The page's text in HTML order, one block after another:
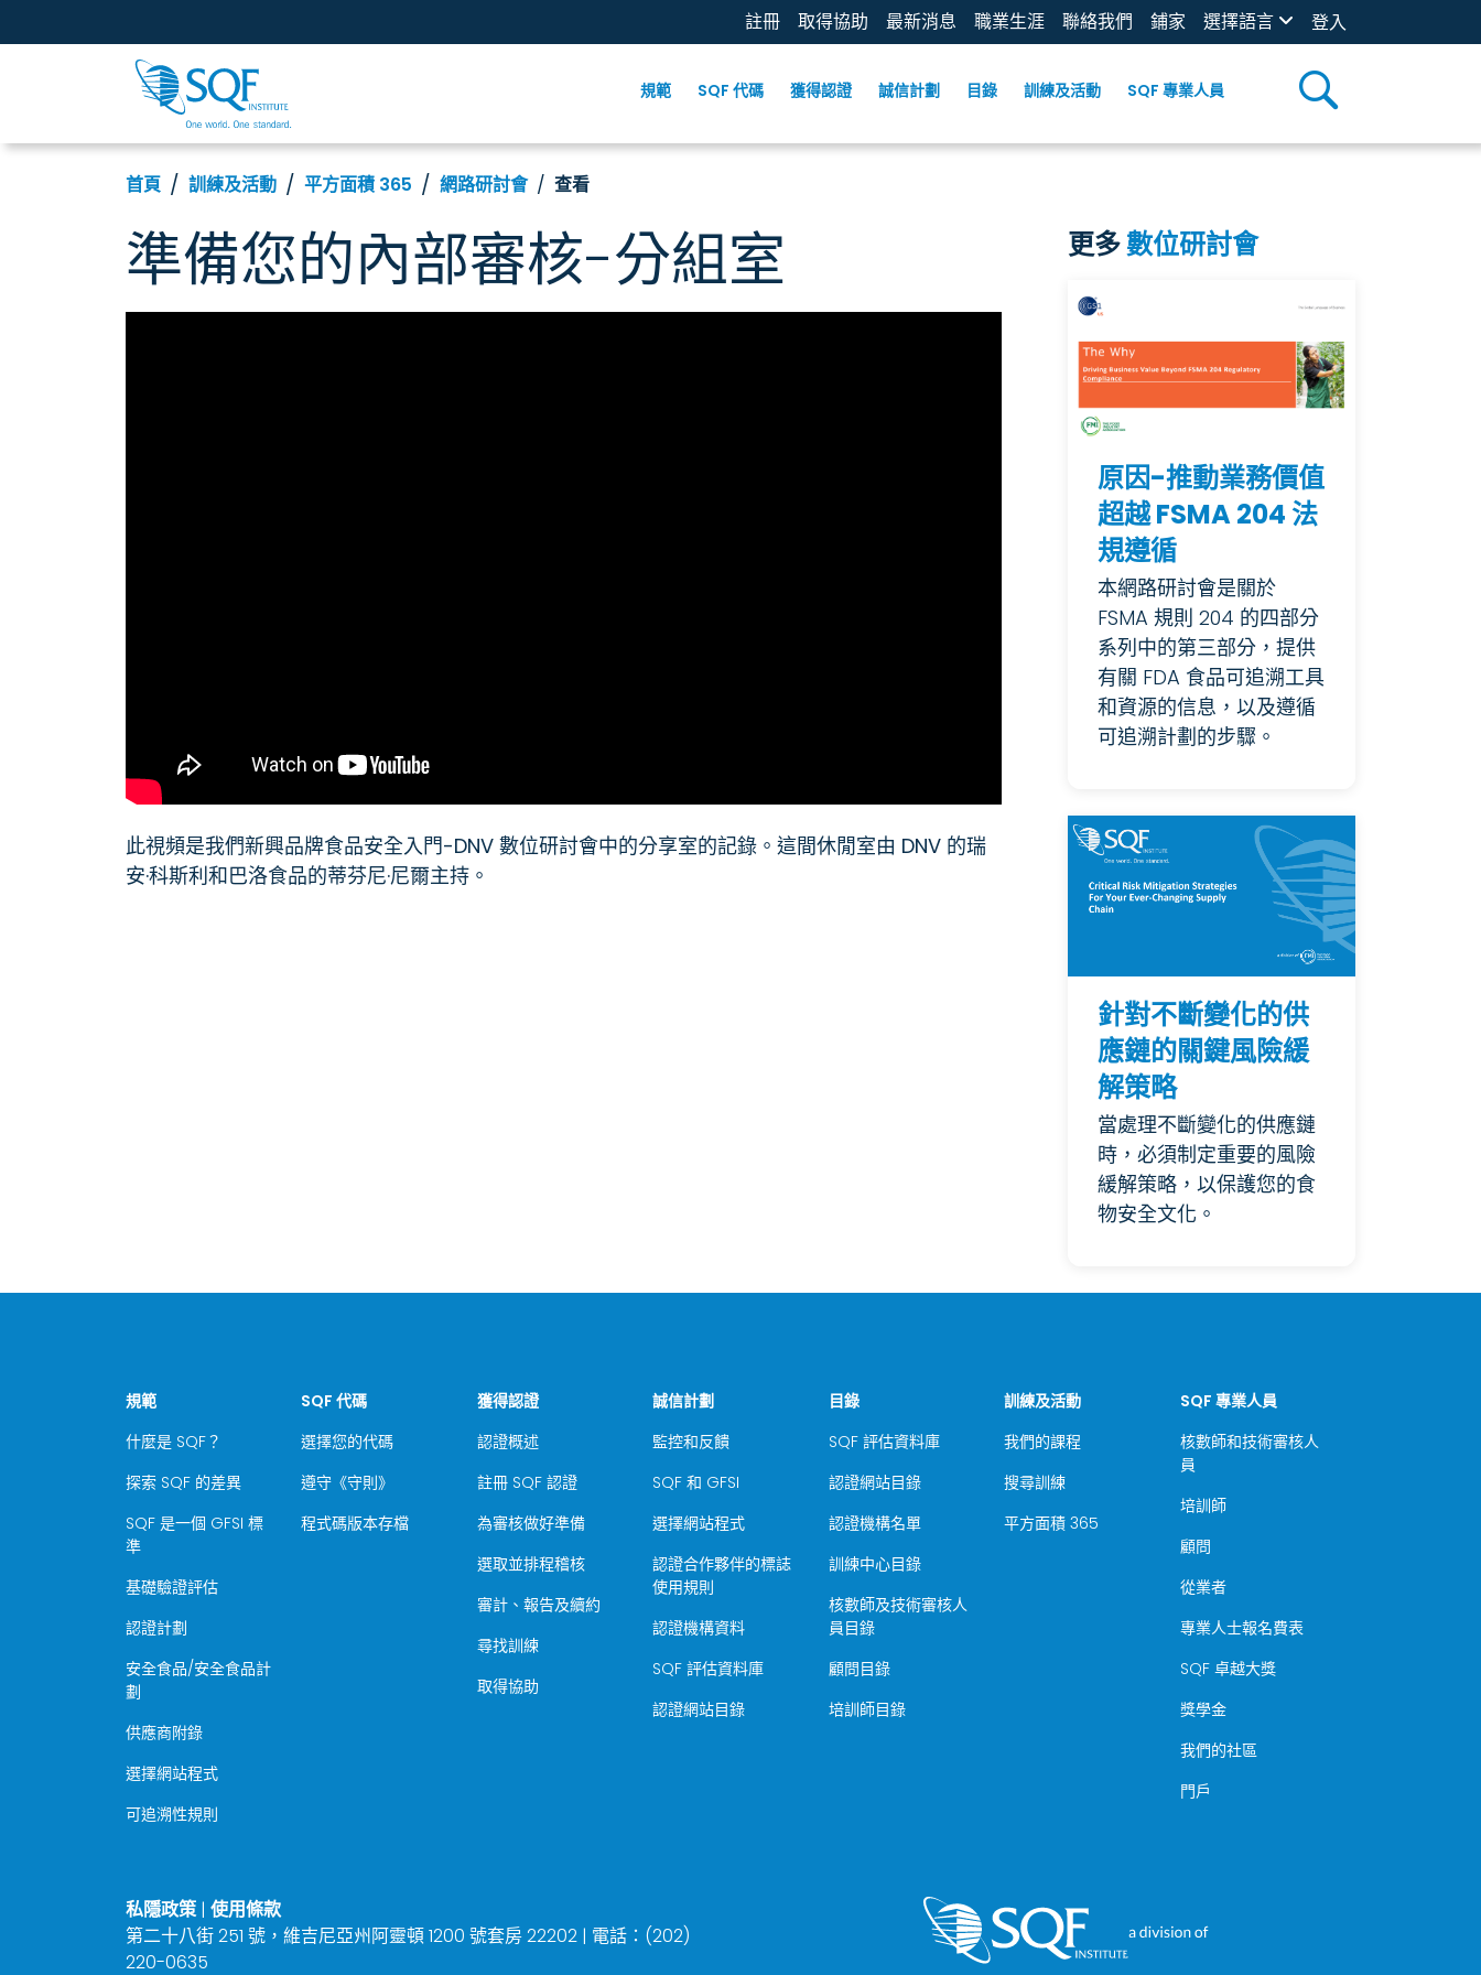
註冊 取得協助 最新消息 職業生涯 聯絡我們 鋪家 選擇語言 登入
規範 SQF 代碼 獲得認證 誠信計劃 目錄 訓練及活動 SQF 專業人員
首頁 訓練及活動 平方面積 365 網路研討會 查看
準備您的內部審核-分組室
此視頻是我們新興品牌食品安全入門-DNV 數位研討會中的分享室的記錄。這間休閒室由 DNV 的瑞
安·科斯利和巴洛食品的蒂芬尼·尼爾主持。
更多數位研討會
原因-推動業務價值
超越 FSMA 204 法
規遵循
本網路研討會是關於
FSMA 規則 204 的四部分
系列中的第三部分，提供
有關 FDA 食品可追溯工具
和資源的信息，以及遵循
可追溯計劃的步驟。
針對不斷變化的供
應鏈的關鍵風險緩
解策略
當處理不斷變化的供應鏈
時，必須制定重要的風險
緩解策略，以保護您的食
物安全文化。
規範
什麼是 SQF？
探索 SQF 的差異
SQF 是一個 GFSI 標
準
基礎驗證評估
認證計劃
安全食品/安全食品計
劃
供應商附錄
選擇網站程式
可追溯性規則
SQF 代碼
選擇您的代碼
遵守《守則》
程式碼版本存檔
獲得認證
認證概述
註冊 SQF 認證
為審核做好準備
選取並排程稽核
審計、報告及續約
尋找訓練
取得協助
誠信計劃
監控和反饋
SQF 和 GFSI
選擇網站程式
認證合作夥伴的標誌
使用規則
認證機構資料
SQF 評估資料庫
認證網站目錄
目錄
SQF 評估資料庫
認證網站目錄
認證機構名單
訓練中心目錄
核數師及技術審核人
員目錄
顧問目錄
培訓師目錄
訓練及活動
我們的課程
搜尋訓練
平方面積 365
SQF 專業人員
核數師和技術審核人
員
培訓師
顧問
從業者
專業人士報名費表
SQF 卓越大獎
獎學金
我們的社區
門戶
私隱政策| 使用條款
第二十八街 251 號，維吉尼亞州阿靈頓 1200 號套房 22202 | 電話：(202)
220-0635